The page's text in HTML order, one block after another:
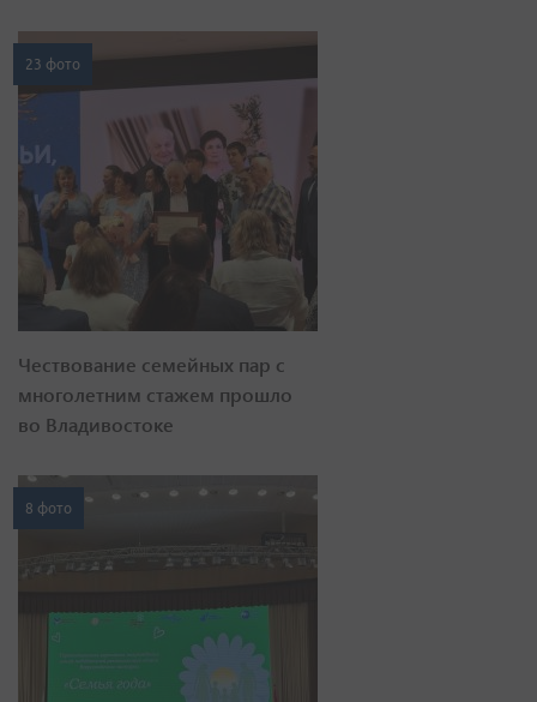
23 фото
Чествование семейных пар с
многолетним стажем прошло
во Владивостоке
8 фото